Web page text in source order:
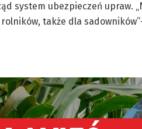
system ubezpieczeń upraw.
także dla